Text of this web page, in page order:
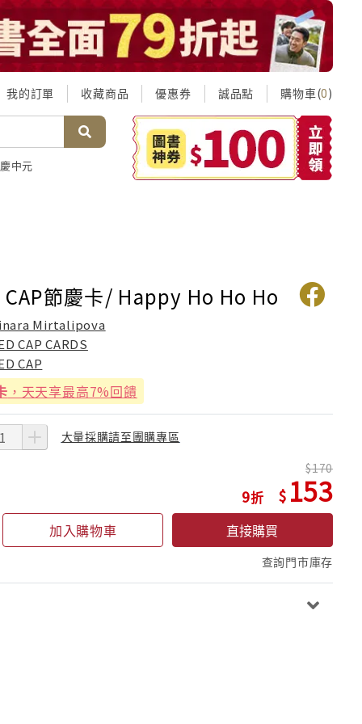
我的訂單 收藏商品 優惠券 誠品點 購物車(0)
中元
CAP節慶卡/ Happy Ho Ho Ho
Mirtalipova
CAP CARDS
CAP
，天天享最高7%回饋
大量採購請至團購專區
9
170
153
加入購物車 直接購買
查詢門市庫存